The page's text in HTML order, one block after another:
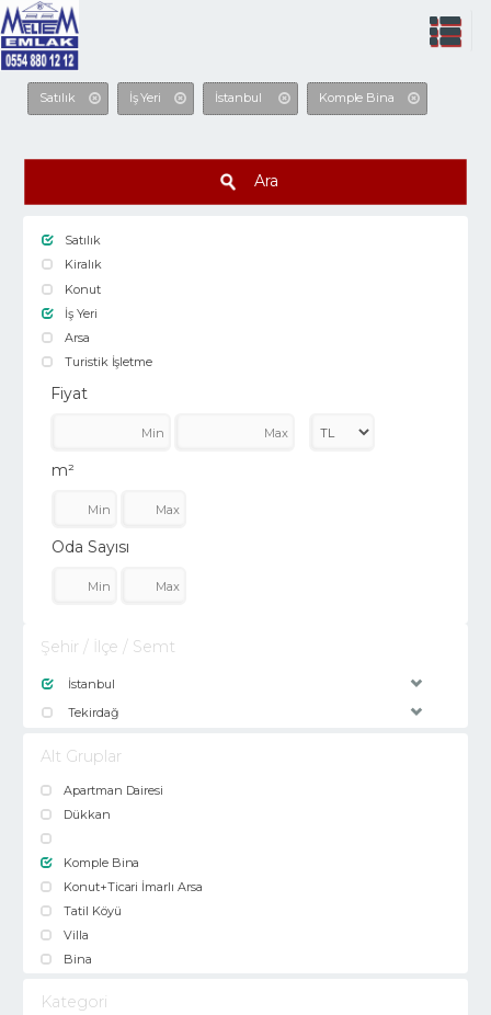
Satılık İş Yeri İstanbul Komple Bina
Ara
Satılık
Kiralık
Konut
İş Yeri
Arsa
Turistik İşletme
Fiyat
m²
Oda Sayısı
Şehir / İlçe / Semt
İstanbul
Tekirdağ
Alt Gruplar
Apartman Dairesi
Dükkan
Komple Bina
Konut+Ticari İmarlı Arsa
Tatil Köyü
Villa
Bina
Kategori